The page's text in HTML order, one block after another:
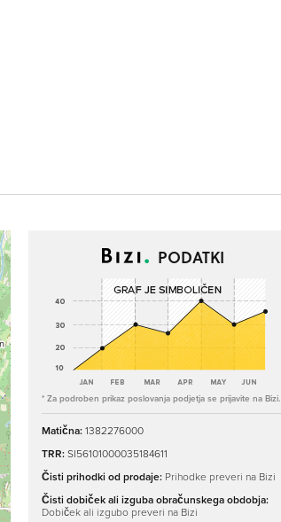
PODATKI
* Za podroben prikaz poslovanja podjetja se prijavite na Bizi.
Matična:1382276000
TRR:SI56101000035184611
Čisti prihodki od prodaje: Prihodke preveri na Bizi
Čisti dobiček ali izguba obračunskega obdobja:
Dobiček ali izgubo preveri na Bizi